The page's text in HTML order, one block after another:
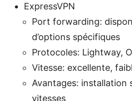
ExpressVPN
Port forwarding:
d’options spécifiques
Protocoles: Lightway,
Vitesse: excellente,
Avantages: installation
vitesses